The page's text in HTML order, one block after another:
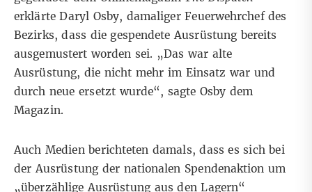
erklärte Daryl Osby, damaliger Feuerwehrchef des
Bezirks, dass die gespendete Ausrüstung bereits
ausgemustert worden sei. „Das war alte
Ausrüstung, die nicht mehr im Einsatz war und
durch neue ersetzt wurde“, sagte Osby dem
Magazin.
AuchMedien berichteten damals, dass es sich bei
der Ausrüstung der nationalen Spendenaktion um
„überzählige Ausrüstung aus den Lagern“